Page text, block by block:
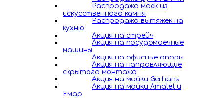
Распродажа моек из
искусственного камня
Распродажа вытяжек на
кухню
Акция на стрейч
Акция на посудомоечные
машины
Акция на офисные опоры
Акция на направляющие
скрытого монтажа
Акция на мойки Gerhans
Акция на мойки Amalet и
Емар